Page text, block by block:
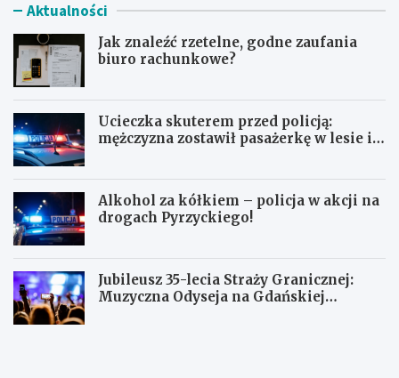
Aktualności
Jak znaleźć rzetelne, godne zaufania
biuro rachunkowe?
Ucieczka skuterem przed policją:
mężczyzna zostawił pasażerkę w lesie i
Alkohol za kółkiem – policja w akcji na
drogach Pyrzyckiego!
Jubileusz 35-lecia Straży Granicznej:
Muzyczna Odyseja na Gdańskiej
J
U